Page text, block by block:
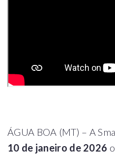
ÁGUA BOA (MT) – A
10 de janeiro de 2026 o